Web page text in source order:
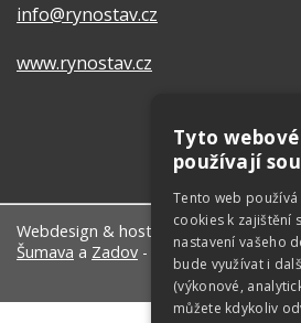
info@rynostav.cz
www.rynostav.cz
Webdesign & hosting:ŠumavaNet.CZ
Šumava a Zadov - turistické
Tyto
používají
Tento web
cookies k zajištění
nastavení vašeho
bude využívat i
(výkonové,
můžete kdykoliv